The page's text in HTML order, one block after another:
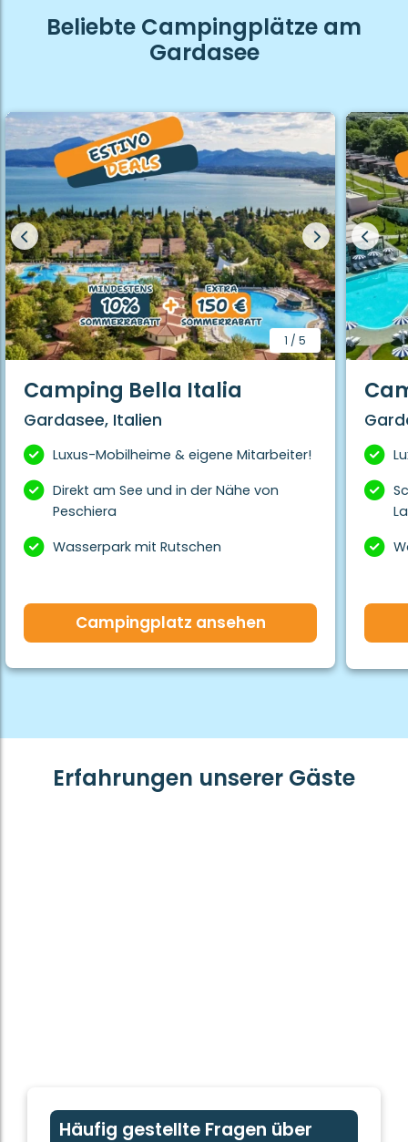
Beliebte Campingplätze am
Gardasee
1 / 5
Camping Bella Italia
Gardasee, Italien
Luxus-Mobilheime & eigene Mitarbeiter!
Direkt am See und in der Nähe von
Peschiera
Wasserpark mit Rutschen
Campingplatz ansehen
Erfahrungen unserer Gäste
Häufig gestellte Fragen über